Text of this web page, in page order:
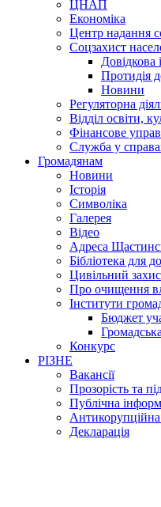
ЦНАП
Економіка
Центр надання
Соцзахист
Довідкова
Протидія
Новини
Регуляторна
Відділ освіти,
Фінансове
Служба у
Громадянам
Новини
Історія
Символіка
Галерея
Відео
Адреса
Бібліотека для
Цивільний
Про очищення
Інститути
Бюджет
Конкурс
РІЗНЕ
Вакансії
Прозорість та
Публічна
Антикорупційна
Декларація